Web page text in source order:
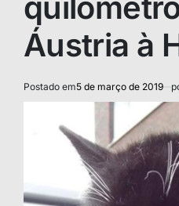
Áustria à
Postado em5 de março de 2019